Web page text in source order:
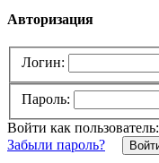
Авторизация
Логин:
Пароль:
Войти как пользователь:
Забыли пароль?